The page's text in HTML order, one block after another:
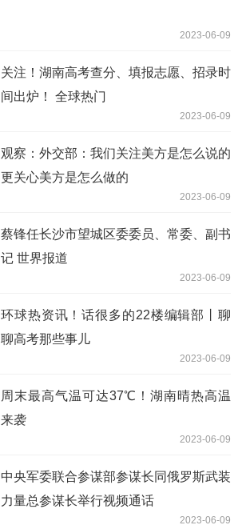
2023-06-09
关注！湖南高考查分、填报志愿、招录时
间出炉！ 全球热门
2023-06-09
观察：外交部：我们关注美方是怎么说的
更关心美方是怎么做的
2023-06-09
蔡锋任长沙市望城区委委员、常委、副书
记 世界报道
2023-06-09
环球热资讯！话很多的22楼编辑部丨聊
聊高考那些事儿
2023-06-09
周末最高气温可达37℃！湖南晴热高温
来袭
2023-06-09
中央军委联合参谋部参谋长同俄罗斯武装
力量总参谋长举行视频通话
2023-06-09